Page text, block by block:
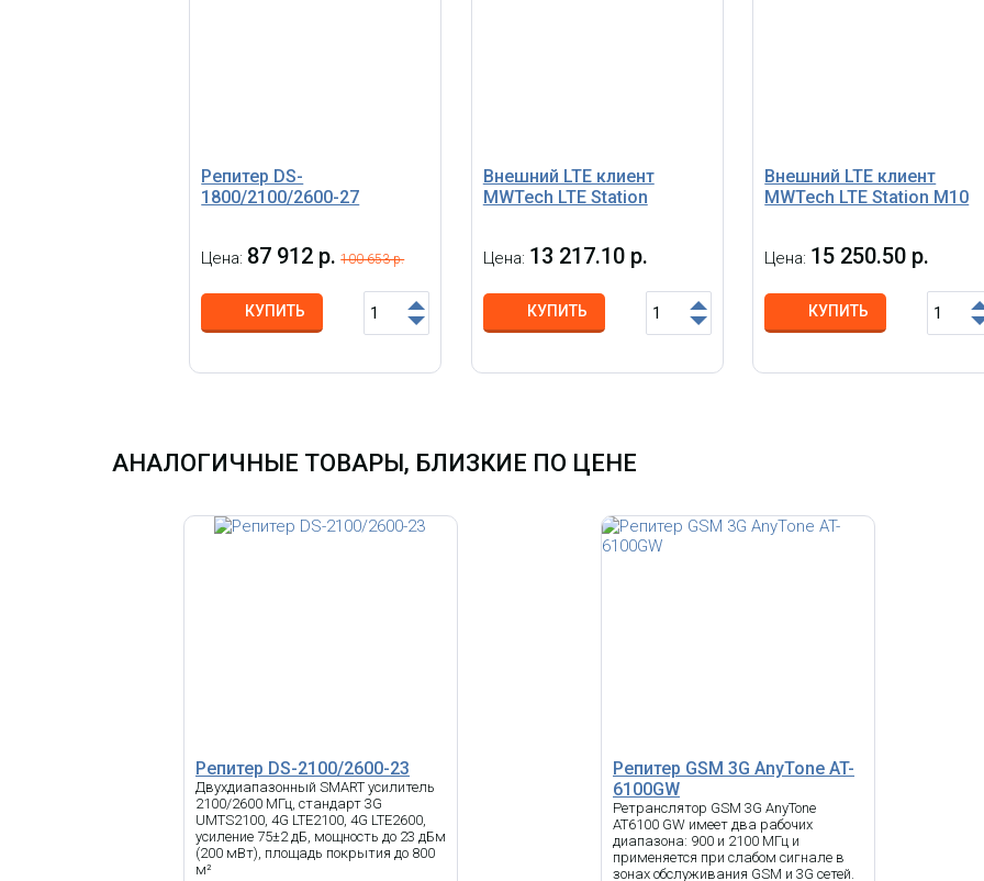
Репитер DS-
1800/2100/2600-27
Цена: 87 912 р. 100 653 р.
КУПИТЬ
Внешний LTE клиент
MWTech LTE Station
Цена: 13 217.10 р.
КУПИТЬ
Внешний LTE клиент
MWTech LTE Station M10
Цена: 15 250.50 р.
КУПИТЬ
АНАЛОГИЧНЫЕ ТОВАРЫ, БЛИЗКИЕ ПО ЦЕНЕ
Репитер DS-2100/2600-23
Двухдиапазонный SMART усилитель
2100/2600 МГц, стандарт 3G
UMTS2100, 4G LTE2100, 4G LTE2600,
усиление 75±2 дБ, мощность до 23 дБм
(200 мВт), площадь покрытия до 800
м²
Репитер GSM 3G AnyTone AT-
6100GW
Ретранслятор GSM 3G AnyTone
AT6100 GW имеет два рабочих
диапазона: 900 и 2100 МГц и
применяется при слабом сигнале в
зонах обслуживания GSM и 3G сетей.